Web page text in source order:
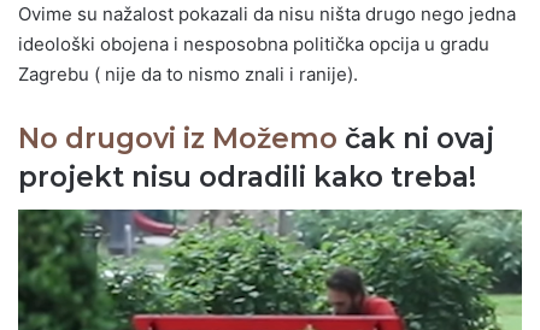
Ovime su nažalost pokazali da nisu ništa drugo nego jedna
ideološki obojena i nesposobna politička opcija u gradu
Zagrebu ( nije da to nismo znali i ranije).
No drugovi iz Možemo čak ni ovaj
projekt nisu odradili kako treba!